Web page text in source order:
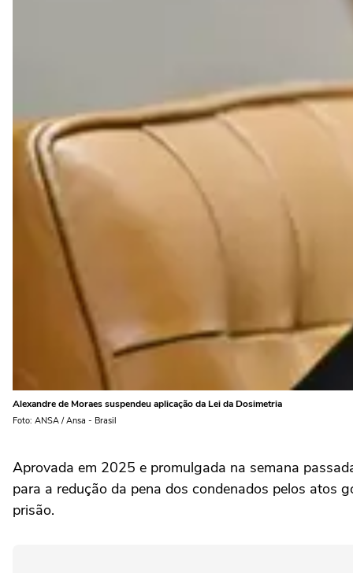
Alexandre de Moraes suspendeu aplicação da Lei da Dosimetria
Foto: ANSA / Ansa - Brasil
Aprovada em 2025 e promulgada na semana
para a redução da pena dos condenados pelos atos
prisão.